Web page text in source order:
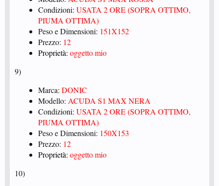
Condizioni: USATA 2 ORE (SOPRA OTTIMO,
PIUMA OTTIMA)
Peso e Dimensioni: 151X152
Prezzo: 12
Proprietà: oggetto mio
9)
Marca: DONIC
Modello: ACUDA S1 MAX NERA
Condizioni: USATA 2 ORE (SOPRA OTTIMO,
PIUMA OTTIMA)
Peso e Dimensioni: 150X153
Prezzo: 12
Proprietà: oggetto mio
10)